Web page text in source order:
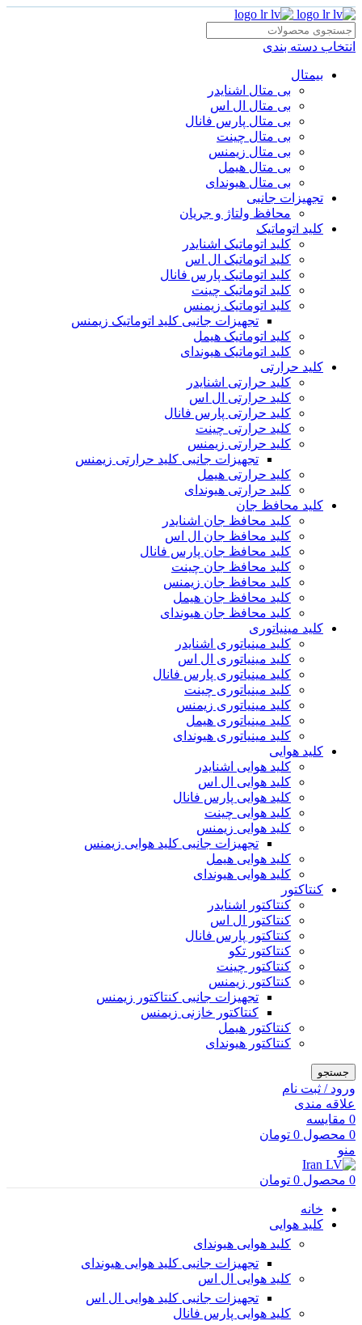
انتخاب دسته بندی
بیمتال
بی متال اشنایدر
بی متال ال اس
بی متال پارس فانال
بی متال چینت
بی متال زیمنس
بی متال هیمل
بی متال هیوندای
تجهیزات جانبی
محافظ ولتاژ و‌ جریان
کلید اتوماتیک
کلید اتوماتیک اشنایدر
کلید اتوماتیک ال اس
کلید اتوماتیک پارس فانال
کلید اتوماتیک چینت
کلید اتوماتیک زیمنس
تجهیزات جانبی کلید اتوماتیک زیمنس
کلید اتوماتیک هیمل
کلید اتوماتیک هیوندای
کلید حرارتی
کلید حرارتی اشنایدر
کلید حرارتی ال اس
کلید حرارتی پارس فانال
کلید حرارتی چینت
کلید حرارتی زیمنس
تجهیزات جانبی کلید حرارتی زیمنس
کلید حرارتی هیمل
کلید حرارتی هیوندای
کلید محافظ جان
کلید محافظ جان اشنایدر
کلید محافظ جان ال اس
کلید محافظ جان پارس فانال
کلید محافظ جان چینت
کلید محافظ جان زیمنس
کلید محافظ جان هیمل
کلید محافظ جان هیوندای
کلید مینیاتوری
کلید مینیاتوری اشنایدر
کلید مینیاتوری ال اس
کلید مینیاتوری پارس فانال
کلید مینیاتوری چینت
کلید مینیاتوری زیمنس
کلید مینیاتوری هیمل
کلید مینیاتوری هیوندای
کلید هوایی
کلید هوایی اشنایدر
کلید هوایی ال اس
کلید هوایی پارس فانال
کلید هوایی چینت
کلید هوایی زیمنس
تجهیزات جانبی کلید هوایی زیمنس
کلید هوایی هیمل
کلید هوایی هیوندای
کنتاکتور
کنتاکتور اشنایدر
کنتاکتور ال اس
کنتاکتور پارس فانال
کنتاکتور تکو
کنتاکتور چینت
کنتاکتور زیمنس
تجهیزات جانبی کنتاکتور زیمنس
کنتاکتور خازنی زیمنس
کنتاکتور هیمل
کنتاکتور هیوندای
جستجو
ورود / ثبت نام
علاقه مندی
0 مقایسه
0 محصول 0 تومان
منو
0 محصول 0 تومان
خانه
کلید هوایی
کلید هوایی هیوندای
تجهیزات جانبی کلید هوایی هیوندای
کلید هوایی ال اس
تجهیزات جانبی کلید هوایی ال اس
کلید هوایی پارس فانال